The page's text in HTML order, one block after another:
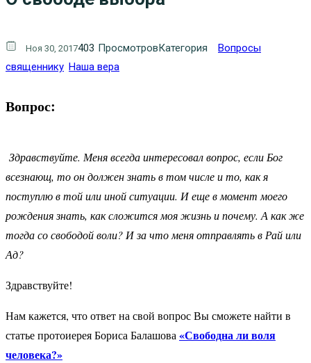
Ноя 30, 2017403 ПросмотровКатегория
Вопросы
священнику Наша вера
Вопрос:
Здравствуйте. Меня всегда интересовал вопрос, если Бог
всезнающ, то он должен знать в том числе и то, как я
поступлю в той или иной ситуации. И еще в момент моего
рождения знать, как сложится моя жизнь и почему. А как же
тогда со свободой воли? И за что меня отправлять в Рай или
Ад?
Здравствуйте!
Нам кажется, что ответ на свой вопрос Вы сможете найти в
статье протоиерея Бориса Балашова «Свободна ли воля
человека?»